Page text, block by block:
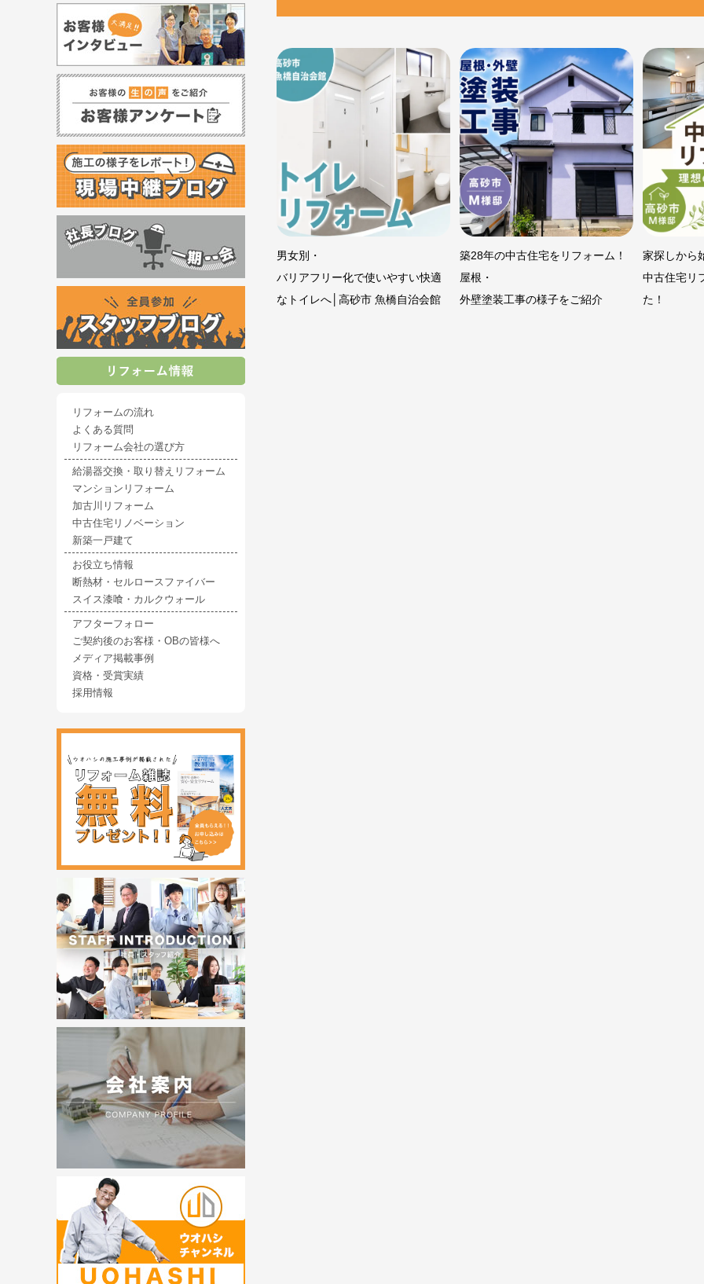
男女別・
バリアフリー化で使いやすい快適
なトイレへ│高砂市 魚橋自治会館
築28年の中古住宅をリフォーム！
屋根・
外壁塗装工事の様子をご紹介
家探しから
中古住宅リ
た！
リフォームの流れ
よくある質問
リフォーム会社の選び方
給湯器交換・取り替えリフォーム
マンションリフォーム
加古川リフォーム
中古住宅リノベーション
新築一戸建て
お役立ち情報
断熱材・セルロースファイバー
スイス漆喰・カルクウォール
アフターフォロー
ご契約後のお客様・OBの皆様へ
メディア掲載事例
資格・受賞実績
採用情報